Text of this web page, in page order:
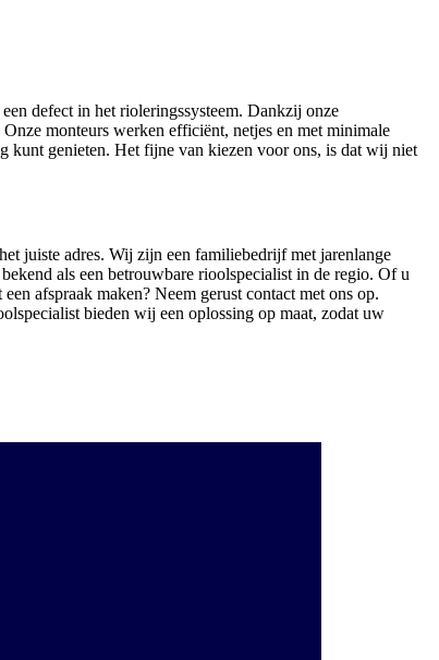
defect in het rioleringssysteem. Dankzij onze
monteurs werken efficiënt, netjes en met minimale
kunt genieten. Het fijne van kiezen voor ons, is dat wij niet
juiste adres. Wij zijn een familiebedrijf met jarenlange
als een betrouwbare rioolspecialist in de regio. Of u
afspraak maken? Neem gerust contact met ons op.
bieden wij een oplossing op maat, zodat uw